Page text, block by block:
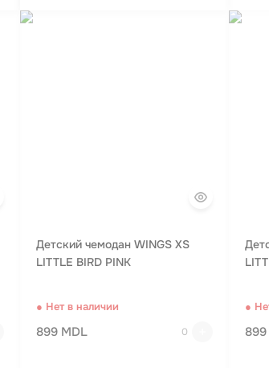
Детский чемодан WINGS XS
LITTLE BIRD PINK
● Нет в наличии
899 MDL 0
●